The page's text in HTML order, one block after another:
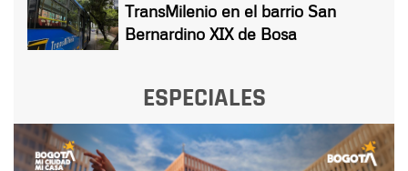
TransMilenio en el barrio San
Bernardino XIX de Bosa
ESPECIALES